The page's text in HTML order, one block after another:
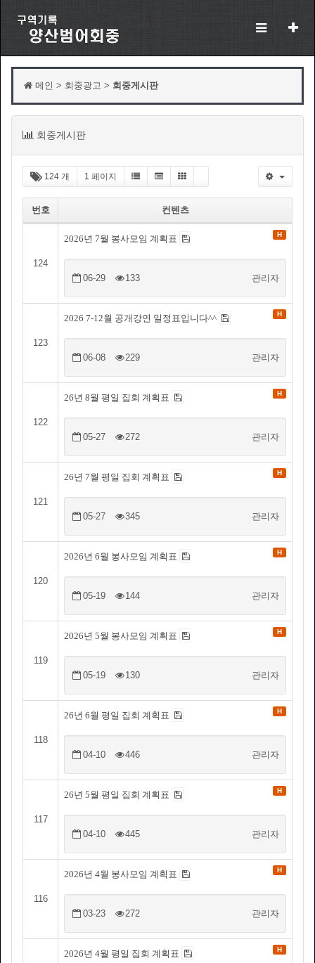
메인 > 회중광고 > 회중게시판
회중게시판목
124 개 1 페이지
번호 컨텐츠
124
2026년 7월 봉사모임 계획표 H
06-29 133 관리자
123
2026 7-12월 공개강연 일정표입니다^^ H
06-08 229 관리자
122
26년 8월 평일 집회 계획표 H
05-27 272 관리자
121
26년 7월 평일 집회 계획표 H
05-27 345 관리자
120
2026년 6월 봉사모임 계획표 H
05-19 144 관리자
119
2026년 5월 봉사모임 계획표 H
05-19 130 관리자
118
26년 6월 평일 집회 계획표 H
04-10 446 관리자
117
26년 5월 평일 집회 계획표 H
04-10 445 관리자
116
2026년 4월 봉사모임 계획표 H
03-23 272 관리자
2026년 4월 평일 집회 계획표 H